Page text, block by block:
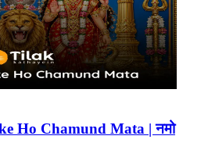
Ho Chamund Mata | नमो